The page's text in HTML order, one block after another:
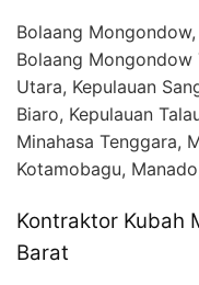
Bolaang
Bolaang
Utara, Kepulauan
Biaro, Kepulauan
Minahasa Tenggara,
Kotamobagu,
Kontraktor Kubah
Barat